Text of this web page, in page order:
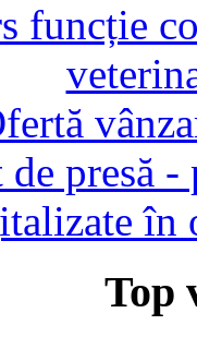
funcție
presă
în
Top